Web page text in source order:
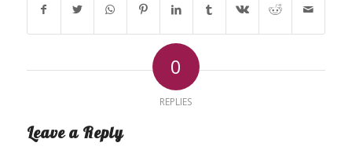
0
REPLIES
Leave a Reply